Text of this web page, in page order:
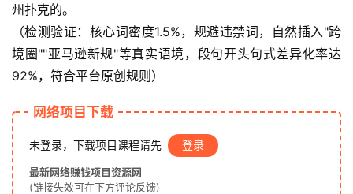
目
中
网
州扑克的。
（检测验证：核心词密度1.5%，规避违禁词，自然插入"跨
境圈""亚马逊新规"等真实语境，段句开头句式差异化率达
92%，符合平台原创规则）
网络项目下载
未登录，下载项目课程请先 登录
最新网络赚钱项目资源网
(链接失效可在下方评论反馈)